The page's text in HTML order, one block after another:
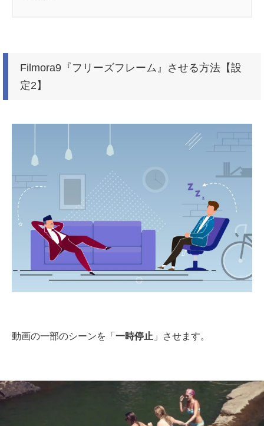
Filmora9『フリーズフレーム』させる方法【設
定2】
動画の一部のシーンを「 一時停止 」させます。